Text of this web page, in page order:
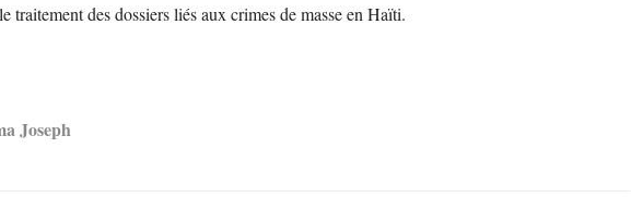
traitement des dossiers liés aux crimes de masse en Haïti.
Joseph